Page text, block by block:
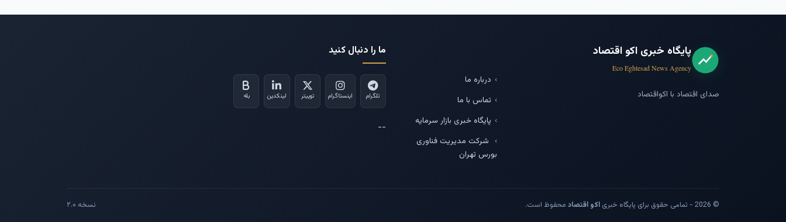
پایگاه خبری اکو اقتصاد
Eco Eghtesad News Agency
صدای اقتصاد با اکواقتصاد
درباره ما
تماس با ما
پایگاه خبری بازار سرمایه
شرکت مدیریت فناوری
بورس تهران
ما را دنبال کنید
تلگرام اینستاگرام توییتر لینکدین بله
--
© 2026 - تمامی حقوق برای پایگاه خبری اکو اقتصاد محفوظ است. نسخه ۲.۰